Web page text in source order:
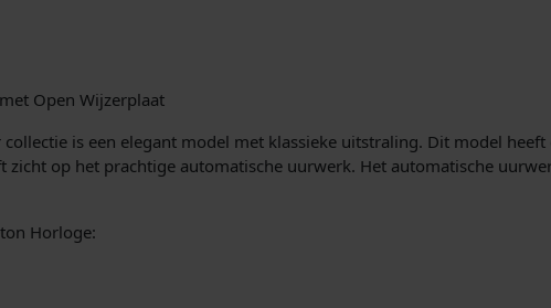
Open Wijzerplaat
is een elegant model met klassieke uitstraling. Dit model heeft
zicht op het prachtige automatische uurwerk. Het automatische
Horloge: